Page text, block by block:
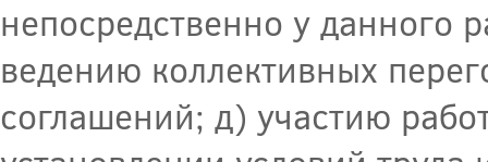
непосредственно у данного
ведению коллективных
соглашений; д) участию